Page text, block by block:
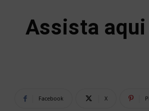
Assista aqui
Facebook X